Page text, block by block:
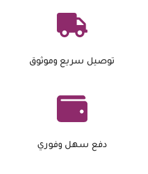
دفع سهل وفوري
توصيل سريع وموثوق